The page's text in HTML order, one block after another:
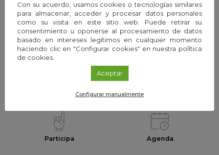
La Fundación Equipo
Participa Agenda
Con su acuerdo, usamos cookies o tecnologías similares
para almacenar, acceder y procesar datos personales
como su visita en este sitio web. Puede retirar su
consentimiento u oponerse al procesamiento de datos
basado en intereses legítimos en cualquier momento
haciendo clic en "Configurar cookies" en nuestra política
de cookies.
Aceptar
Configurar manualmente